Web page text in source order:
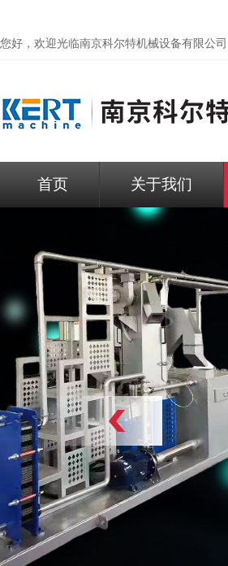
您好，欢迎光临南京科尔特机械设备有限公司
首页 关于我们